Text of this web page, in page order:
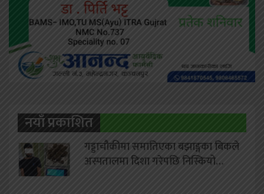
नयाँ प्रकाशित
गड्डाचौकीमा समातिएका बझाङ्गका बिकले
अस्पतालमा दिशा गरेपछि निस्कियो…